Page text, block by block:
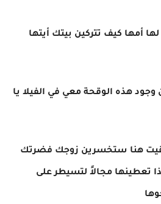
أمها كيف تتركين بيتك أيتها
هذه الوقحة معي في الفيلا يا
هنا ستخسرين زوجك فضرتك
تعطينها مجالاً لتسيطر على